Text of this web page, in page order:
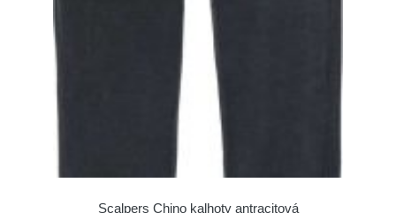
Scalpers Chino kalhoty antracitová